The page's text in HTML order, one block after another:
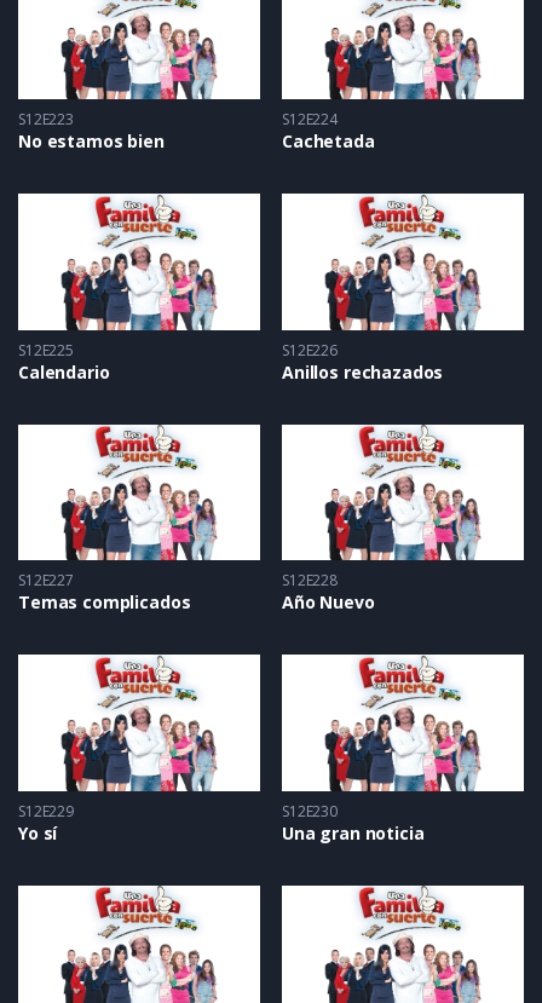
S12E223
No estamos bien
S12E224
Cachetada
S12E225
Calendario
S12E226
Anillos rechazados
S12E227
Temas complicados
S12E228
Año Nuevo
S12E229
Yo sí
S12E230
Una gran noticia